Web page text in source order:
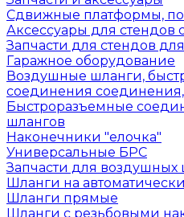
Сдвижные платформы,
Аксессуары для стендов
Запчасти для стендов
Гаражное оборудование
Воздушные шланги,
соединения
Быстроразъемные
шлангов
Наконечники "елочка"
Универсальные БРС
Запчасти для воздушных
Шланги на
Шланги прямые
Шланги с резьбовыми